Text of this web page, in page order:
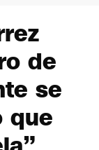
de
se
que